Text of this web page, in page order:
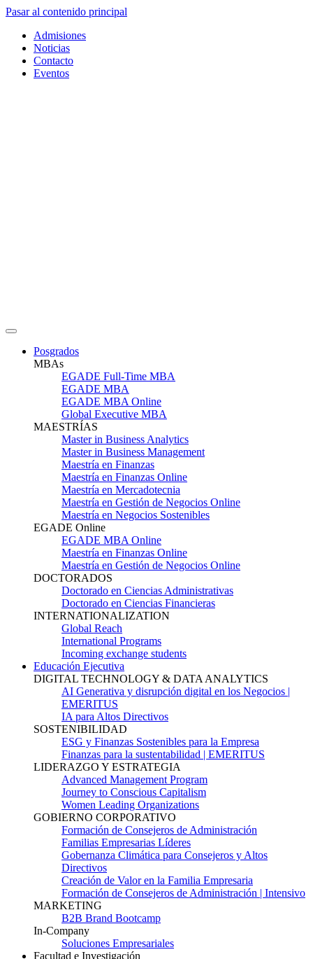
Pasar al contenido principal
Admisiones
Noticias
Contacto
Eventos
Posgrados
MBAs
EGADE Full-Time MBA
EGADE MBA
EGADE MBA Online
Global Executive MBA
MAESTRÍAS
Master in Business Analytics
Master in Business Management
Maestría en Finanzas
Maestría en Finanzas Online
Maestría en Mercadotecnia
Maestría en Gestión de Negocios Online
Maestría en Negocios Sostenibles
EGADE Online
EGADE MBA Online
Maestría en Finanzas Online
Maestría en Gestión de Negocios Online
DOCTORADOS
Doctorado en Ciencias Administrativas
Doctorado en Ciencias Financieras
INTERNATIONALIZATION
Global Reach
International Programs
Incoming exchange students
Educación Ejecutiva
DIGITAL TECHNOLOGY & DATA ANALYTICS
AI Generativa y disrupción digital en los Negocios |
EMERITUS
IA para Altos Directivos
SOSTENIBILIDAD
ESG y Finanzas Sostenibles para la Empresa
Finanzas para la sustentabilidad | EMERITUS
LIDERAZGO Y ESTRATEGIA
Advanced Management Program
Journey to Conscious Capitalism
Women Leading Organizations
GOBIERNO CORPORATIVO
Formación de Consejeros de Administración
Familias Empresarias Líderes
Gobernanza Climática para Consejeros y Altos
Directivos
Creación de Valor en la Familia Empresaria
Formación de Consejeros de Administración | Intensivo
MARKETING
B2B Brand Bootcamp
In-Company
Soluciones Empresariales
Facultad e Investigación